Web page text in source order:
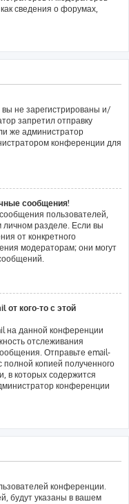
сведения о форумах,
не зарегистрированы и/
запретил отправку
же администратор
конференции для
сообщения!
пользователей,
разделе. Если вы
от конкретного
модераторам; они могут
кого-то с этой
на данной конференции
отслеживания
Отправьте email-
копией полученного
в которых содержится
конференции
конференции.
будут указаны в вашем